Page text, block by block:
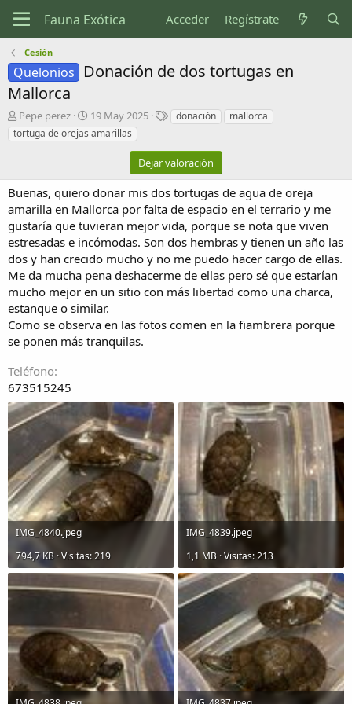
Acceder Regístrate
Cesión
Quelonios
Donación de dos tortugas en
Mallorca
A
u
t
Pepe perez
F
e
c
e
c
r
e
a
c
ó
n
19 May 2025
E
u
t
a
s
donación
mallorca
tortuga de orejas amarillas
Dejar valoración
Buenas, quiero donar mis dos tortugas de agua de oreja
amarilla en Mallorca por falta de espacio en el terrario y me
gustaría que tuvieran mejor vida, porque se nota que viven
estresadas e incómodas. Son dos hembras y tienen un año las
dos y han crecido mucho y no me puedo hacer cargo de ellas.
Me da mucha pena deshacerme de ellas pero sé que estarían
mucho mejor en un sitio con más libertad como una charca,
estanque o similar.
Como se observa en las fotos comen en la fiambrera porque
se ponen más tranquilas.
Teléfono
673515245
IMG_4840.jpeg
794,7 KB · Visitas: 219
IMG_4839.jpeg
1,1 MB · Visitas: 213